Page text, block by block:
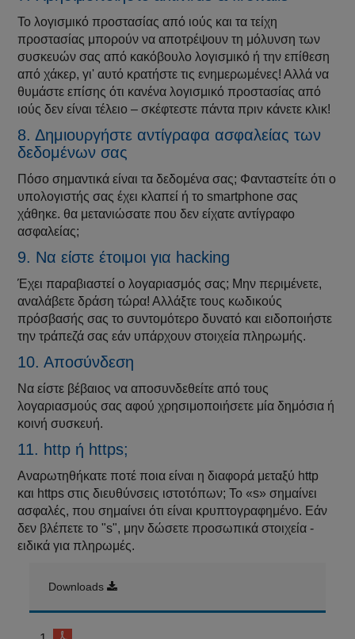
Το λογισμικό προστασίας από ιούς και τα τείχη
προστασίας μπορούν να αποτρέψουν τη μόλυνση των
συσκευών σας από κακόβουλο λογισμικό ή την επίθεση
από χάκερ, γι' αυτό κρατήστε τις ενημερωμένες! Αλλά να
θυμάστε επίσης ότι κανένα λογισμικό προστασίας από
ιούς δεν είναι τέλειο – σκέφτεστε πάντα πριν κάνετε κλικ!
8. Δημιουργήστε αντίγραφα ασφαλείας των
δεδομένων σας
Πόσο σημαντικά είναι τα δεδομένα σας; Φανταστείτε ότι ο
υπολογιστής σας έχει κλαπεί ή το smartphone σας
χάθηκε. θα μετανιώσατε που δεν είχατε αντίγραφο
ασφαλείας;
9. Να είστε έτοιμοι για hacking
Έχει παραβιαστεί ο λογαριασμός σας; Μην περιμένετε,
αναλάβετε δράση τώρα! Αλλάξτε τους κωδικούς
πρόσβασής σας το συντομότερο δυνατό και ειδοποιήστε
την τράπεζά σας εάν υπάρχουν στοιχεία πληρωμής.
10. Αποσύνδεση
Να είστε βέβαιος να αποσυνδεθείτε από τους
λογαριασμούς σας αφού χρησιμοποιήσετε μία δημόσια ή
κοινή συσκευή.
11. http ή https;
Αναρωτηθήκατε ποτέ ποια είναι η διαφορά μεταξύ http
και https στις διευθύνσεις ιστοτόπων; Το «s» σημαίνει
ασφαλές, που σημαίνει ότι είναι κρυπτογραφημένο. Εάν
δεν βλέπετε το "s", μην δώσετε προσωπικά στοιχεία -
ειδικά για πληρωμές.
Downloads